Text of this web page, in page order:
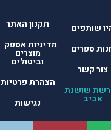
שותפים
ספרים
צור קשר
שושנת
אביב
תקנון האתר
מדיניות אספקת
מוצרים
וביטולים
הצהרת פרטיות
נגישות